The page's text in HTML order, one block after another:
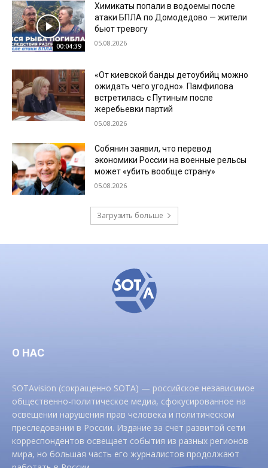
00:04:39
Химикаты попали в водоемы после
атаки БПЛА по Домодедово — жители
бьют тревогу
05.08.2026
«От киевской банды детоубийц можно
ожидать чего угодно». Памфилова
встретилась с Путиным после
жеребьевки партий
05.08.2026
Собянин заявил, что перевод
экономики России на военные рельсы
может «убить вообще страну»
05.08.2026
Загрузить больше
О НАС
SOTAvision (сокращенно SOTA) — российское независимое
общественно-политическое медиа, сфокусированное на
освещении нарушения прав человека и политическом
преследовании в России. Издание за счет развитой сети
корреспондентов освещает события из разных регионов
мира, но большая часть его журналистов продолжают